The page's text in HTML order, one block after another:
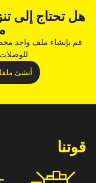
هل تحتاج إلى
قم بإنشاء ملف واحد
أنشئ
قوتنا